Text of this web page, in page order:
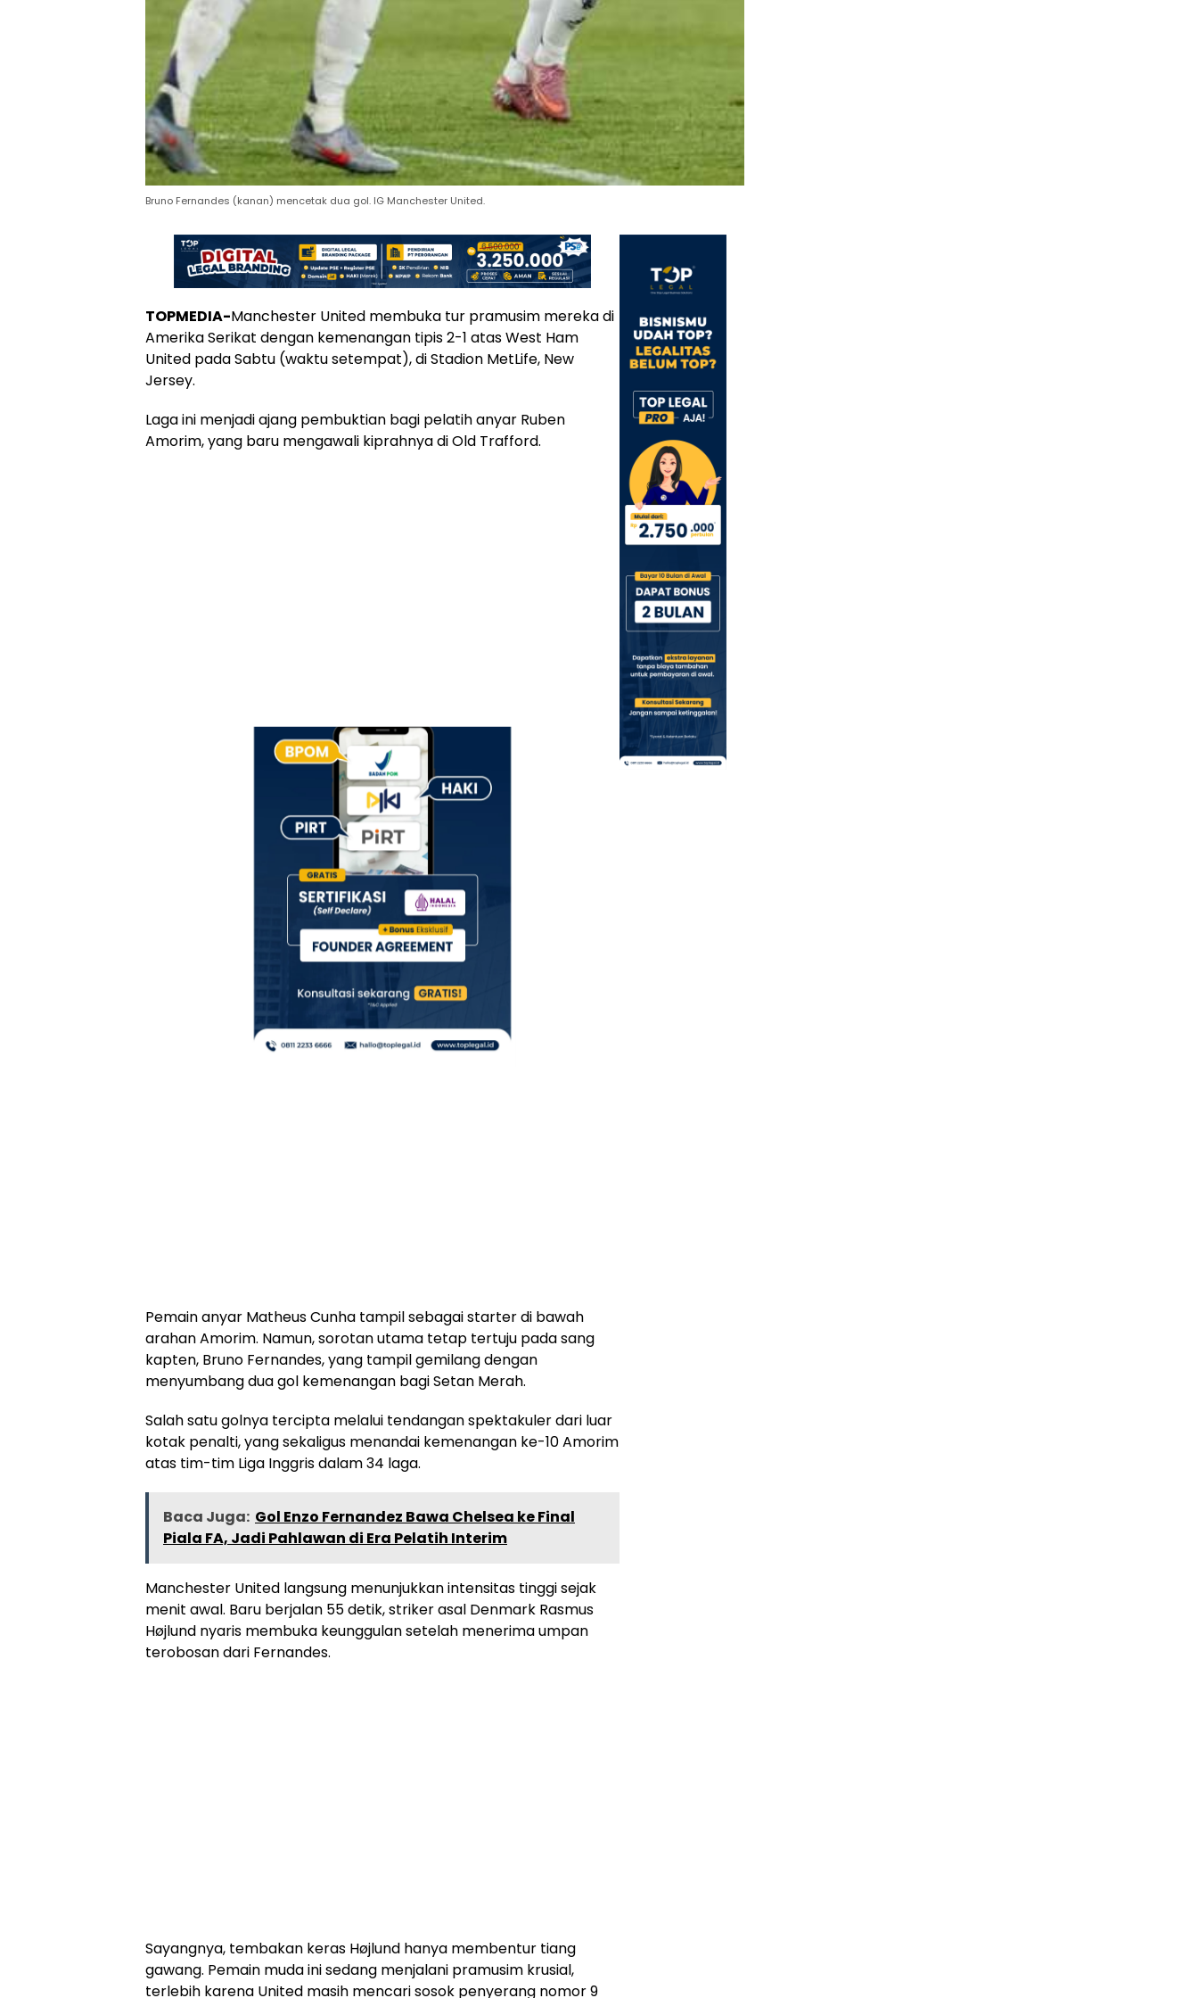
Bruno Fernandes (kanan) mencetak dua gol. IG Manchester United.
TOPMEDIA-Manchester United membuka tur pramusim mereka di
Amerika Serikat dengan kemenangan tipis 2-1 atas West Ham
United pada Sabtu (waktu setempat), di Stadion MetLife, New
Jersey.
Laga ini menjadi ajang pembuktian bagi pelatih anyar Ruben
Amorim, yang baru mengawali kiprahnya di Old Trafford.
Pemain anyar Matheus Cunha tampil sebagai starter di bawah
arahan Amorim. Namun, sorotan utama tetap tertuju pada sang
kapten, Bruno Fernandes, yang tampil gemilang dengan
menyumbang dua gol kemenangan bagi Setan Merah.
Salah satu golnya tercipta melalui tendangan spektakuler dari luar
kotak penalti, yang sekaligus menandai kemenangan ke-10 Amorim
atas tim-tim Liga Inggris dalam 34 laga.
Baca Juga: Gol Enzo Fernandez Bawa Chelsea ke Final
Piala FA, Jadi Pahlawan di Era Pelatih Interim
Manchester United langsung menunjukkan intensitas tinggi sejak
menit awal. Baru berjalan 55 detik, striker asal Denmark Rasmus
Højlund nyaris membuka keunggulan setelah menerima umpan
terobosan dari Fernandes.
Sayangnya, tembakan keras Højlund hanya membentur tiang
gawang. Pemain muda ini sedang menjalani pramusim krusial,
terlebih karena United masih mencari sosok penyerang nomor 9